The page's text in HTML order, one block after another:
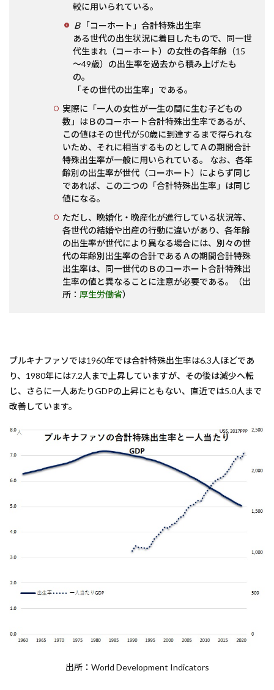
較に用いられている。
Ｂ 「コーホート」合計特殊出生率
ある世代の出生状況に着目したもので、同一世
代生まれ（コーホート）の女性の各年齢（15
～49歳）の出生率を過去から積み上げたも
の。
「その世代の出生率」である。
実際に「一人の女性が一生の間に生む子どもの
数」はＢのコーホート合計特殊出生率であるが、
この値はその世代が50歳に到達するまで得られな
いため、それに相当するものとしてＡの期間合計
特殊出生率が一般に用いられている。 なお、各年
齢別の出生率が世代（コーホート）によらず同じ
であれば、この二つの「合計特殊出生率」は同じ
値になる。
ただし、晩婚化・晩産化が進行している状況等、
各世代の結婚や出産の行動に違いがあり、各年齢
の出生率が世代により異なる場合には、別々の世
代の年齢別出生率の合計であるＡの期間合計特殊
出生率は、同一世代のＢのコーホート合計特殊出
生率の値と異なることに注意が必要である。（出
所： 厚生労働省）
ブルキナファソでは1960年では合計特殊出生率は6.3人ほどであ
り、1980年には7.2人まで上昇していますが、その後は減少へ転
じ、さらに一人あたりGDPの上昇にともない、直近では5.0人まで
改善しています。
出所：World Development Indicators